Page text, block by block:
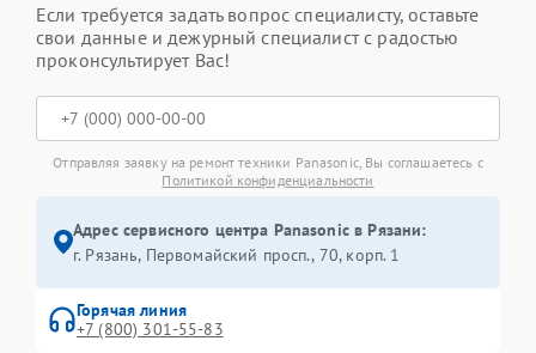
Если требуется задать вопрос специалисту, оставьте
свои данные и дежурный специалист с радостью
проконсультирует Вас!
Отправляя заявку на ремонт техники Panasonic, Вы соглашаетесь с
Политикой конфиденциальности
Адрес сервисного центра Panasonic в Рязани:
г. Рязань, Первомайский просп., 70, корп. 1
Горячая линия
+7 (800) 301-55-83